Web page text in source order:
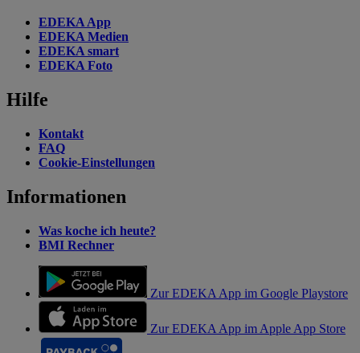
EDEKA App
EDEKA Medien
EDEKA smart
EDEKA Foto
Hilfe
Kontakt
FAQ
Cookie-Einstellungen
Informationen
Was koche ich heute?
BMI Rechner
Zur EDEKA App im Google Playstore
Zur EDEKA App im Apple App Store